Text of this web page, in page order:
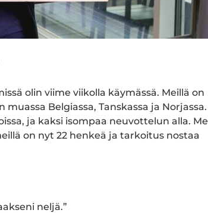
olin viime viikolla käymässä. Meillä on
Belgiassa, Tanskassa ja Norjassa.
ja kaksi isompaa neuvottelun alla. Me
on nyt 22 henkeä ja tarkoitus nostaa
neljä.”